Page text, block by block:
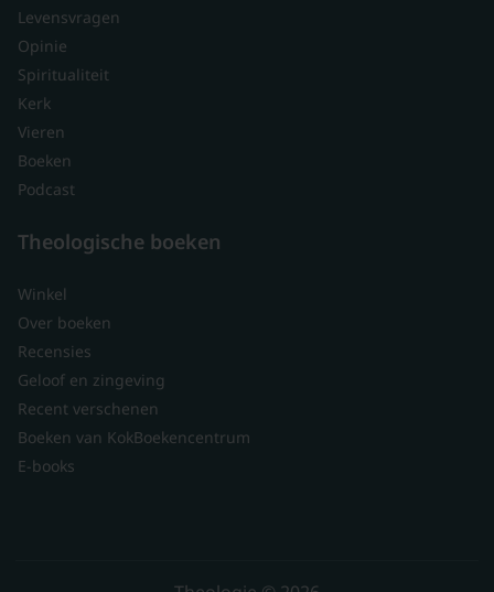
Levensvragen
Opinie
Spiritualiteit
Kerk
Vieren
Boeken
Podcast
Theologische boeken
Winkel
Over boeken
Recensies
Geloof en zingeving
Recent verschenen
Boeken van KokBoekencentrum
E-books